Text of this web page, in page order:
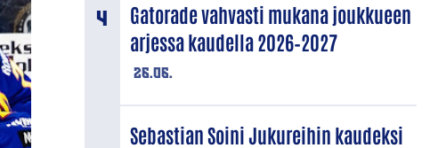
26.06.
Gatorade vahvasti mukana joukkueen
arjessa kaudella 2026–2027
Sebastian Soini Jukureihin kaudeksi